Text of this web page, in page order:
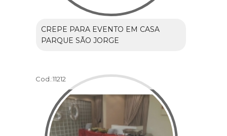
CREPE PARA EVENTO EM CASA
PARQUE SÃO JORGE
Cod.:11212